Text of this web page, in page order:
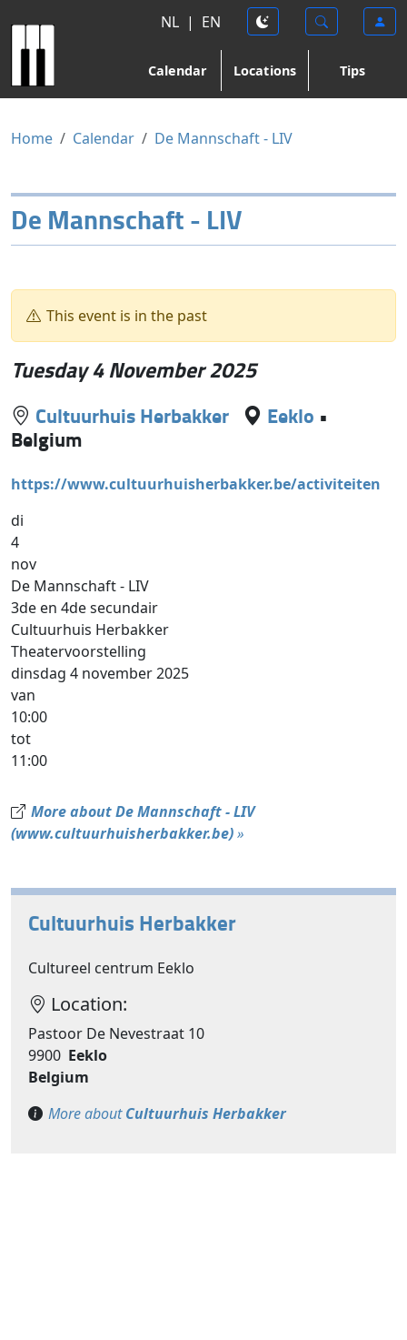
NL | EN
Calendar Locations Tips
Home Calendar De Mannschaft - LIV
De Mannschaft - LIV
This event is in the past
Tuesday 4 November 2025
Cultuurhuis Herbakker Eeklo •
Belgium
https://www.cultuurhuisherbakker.be/activiteiten
di
4
nov
De Mannschaft - LIV
3de en 4de secundair
Cultuurhuis Herbakker
Theatervoorstelling
dinsdag 4 november 2025
van
10:00
tot
11:00
More about De Mannschaft - LIV
(www.cultuurhuisherbakker.be)»
Cultuurhuis Herbakker
Cultureel centrum Eeklo
Location:
Pastoor De Nevestraat 10
9900 Eeklo
Belgium
More aboutCultuurhuis Herbakker